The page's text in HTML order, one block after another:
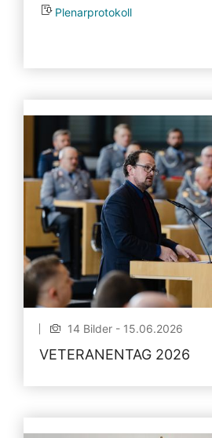
Plenarprotokoll
14 Bilder - 15.06.2026
VETERANENTAG 2026